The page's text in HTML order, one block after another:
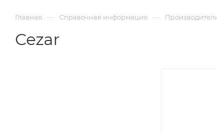
Главная — Справочная информация —
Cezar